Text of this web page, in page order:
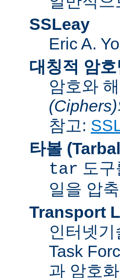
SSLeay
Eric A.
대칭적 암
암호와
(Ciphers)
참고:
타볼
tar 도
일을 압
Transport
인터넷
Task
과 암호